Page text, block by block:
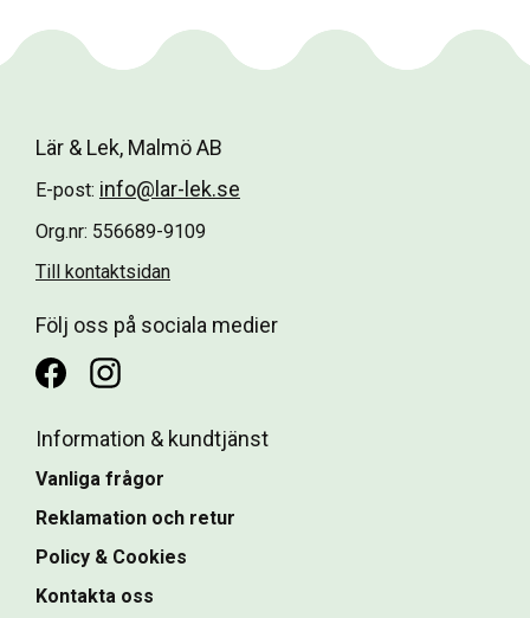
Lär & Lek, Malmö AB
E-post: info@lar-lek.se
Org.nr: 556689-9109
Till kontaktsidan
Följ oss på sociala medier
Information & kundtjänst
Vanliga frågor
Reklamation och retur
Policy & Cookies
Kontakta oss